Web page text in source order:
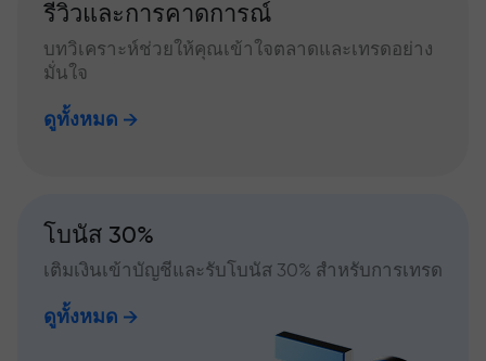
รีวิวและการคาดการณ์
บทวิเคราะห์ช่วยให้คุณเข้าใจตลาดและเทรดอย่าง
มั่นใจ
ดูทั้งหมด
โบนัส 30%
เติมเงินเข้าบัญชีและรับโบนัส 30% สำหรับการเทรด
ดูทั้งหมด